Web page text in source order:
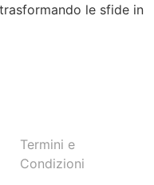
le sfide in
Termini e
Condizioni